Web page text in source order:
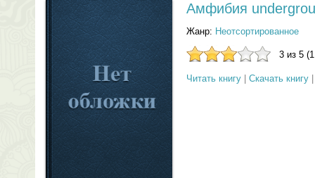
Амфибия
Жанр: Неотсортированное
3 из 5
Читать книгу Скачать книгу